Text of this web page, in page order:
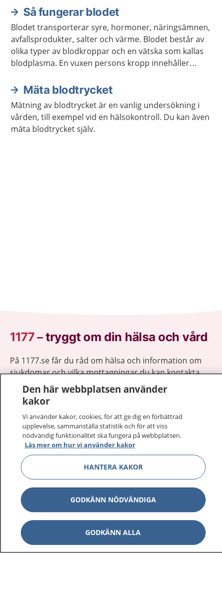
Så fungerar blodet
Blodet transporterar syre, hormoner, näringsämnen,
avfallsprodukter, salter och värme. Blodet består av
olika typer av blodkroppar och en vätska som kallas
blodplasma. En vuxen persons kropp innehåller
Mäta blodtrycket
Mätning av blodtrycket är en vanlig undersökning i
vården, till exempel vid en hälsokontroll. Du kan även
mäta blodtrycket själv.
1177–tryggt om din hälsa och vård
På 1177.se får du råd om hälsa och information om
sjukdomar och vilka mottagningar du kan kontakta.
Logga in för att läsa din journal och göra dina
vårdärenden. Ring telefonnummer 1177 för
sjukvårdsrådgivning dygnet runt.
1177 ger dig råd när du vill må bättre.
1177 på flera språk Visa
Om 1177 Visa
Kontakt Visa
Den här webbplatsen använder
kakor
Vi använder kakor, cookies, för att ge dig en förbättrad
upplevelse, sammanställa statistik och för att viss
nödvändig funktionalitet ska fungera på webbplatsen.
Läs mer om hur vi använder kakor
HANTERA KAKOR
GODKÄNN NÖDVÄNDIGA
GODKÄNN ALLA